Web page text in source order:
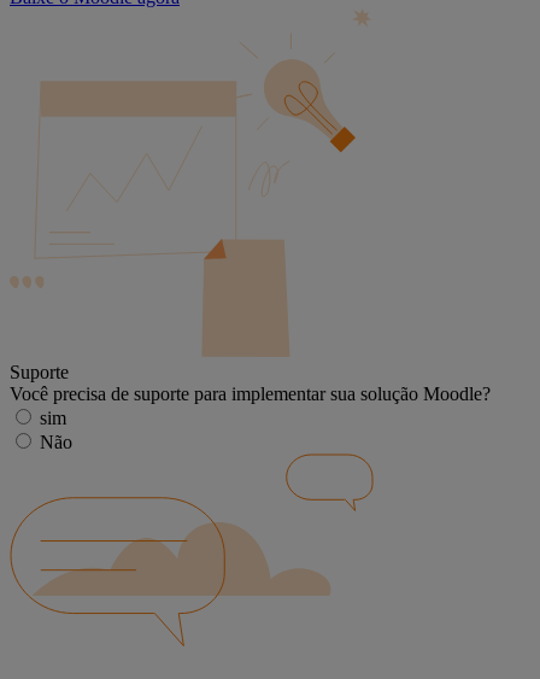
Suporte
Você precisa de suporte para implementar sua solução Moodle?
sim
Não